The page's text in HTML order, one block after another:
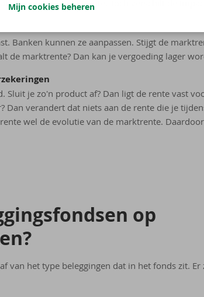
Mijn cookies beheren
mee met de marktrente. Toch verschilt de
Banken kunnen ze aanpassen. Stijgt de
de marktrente? Dan kan je vergoeding lager
Sluit je zo'n product af? Dan ligt de rente vast
Dan verandert dat niets aan de rente die je
wel de evolutie van de marktrente.
op
van het type beleggingen dat in het fonds zit. Er